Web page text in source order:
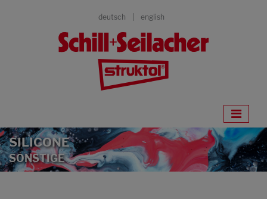
deutsch english
SILICONE
SONSTIGE